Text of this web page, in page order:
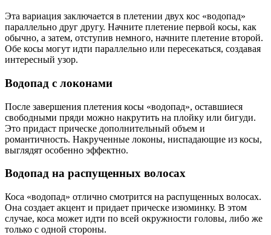
Эта вариация заключается в плетении двух кос «водопад»
параллельно друг другу. Начните плетение первой косы, как
обычно, а затем, отступив немного, начните плетение второй.
Обе косы могут идти параллельно или пересекаться, создавая
интересный узор.
Водопад с локонами
После завершения плетения косы «водопад», оставшиеся
свободными пряди можно накрутить на плойку или бигуди.
Это придаст прическе дополнительный объем и
романтичность. Накрученные локоны, ниспадающие из косы,
выглядят особенно эффектно.
Водопад на распущенных волосах
Коса «водопад» отлично смотрится на распущенных волосах.
Она создает акцент и придает прическе изюминку. В этом
случае, коса может идти по всей окружности головы, либо же
только с одной стороны.